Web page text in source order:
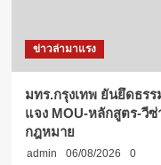
ข่าวล่ามาแรง
มทร.กรุงเทพ ยันยึดธร
แจง MOU-หลักสูตร-วีซ่
กฎหมาย
admin 06/08/2026 0